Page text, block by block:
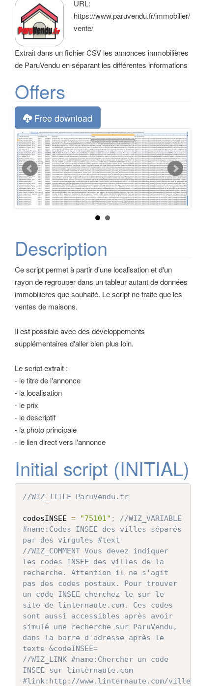
URL:
https://www.paruvendu.fr/immobilier/
vente/
Extrait dans un fichier CSV les annonces immobilières
de ParuVendu en séparant les différentes informations
Offers
Free download
Description
Ce script permet à partir d'une localisation et d'un
rayon de regrouper dans un tableur autant de données
immobilières que souhaité. Le script ne traite que les
ventes de maisons.
Il est possible avec des développements
supplémentaires d'aller bien plus loin.
Le script extrait :
- le titre de l'annonce
- la localisation
- le prix
- le descriptif
- la photo principale
- le lien direct vers l'annonce
Initial script (INITIAL)
//WIZ_TITLE ParuVendu.fr
codesINSEE = "75101" ;
//WIZ_VARIABLE
#name:Codes INSEE des villes séparés
par des virgules #text
//WIZ_COMMENT Vous devez indiquer
les codes INSEE des villes de la
recherche. Attention il ne s'agit
pas des codes postaux. Pour trouver
un code INSEE cherchez le sur le
site de linternaute.com. Ces codes
sont aussi accessibles après avoir
simulé une recherche sur ParuVendu,
dans la barre d'adresse après le
texte &codeINSEE=
//WIZ_LINK #name:Chercher un code
INSEE sur linternaute.com
#link:http://www.linternaute.com/ville/